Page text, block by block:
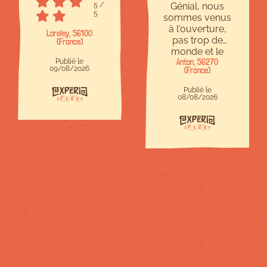
5 /
5
Loreley, 56100
(France)
Publié le
09/08/2026
Génial, nous
sommes venus
à l'ouverture,
pas trop de
monde et le
personnel était
sympa. Les
modules
amovibles
étaient
intéressants
exemple). Le
défi "ninja" était
Anton, 56270
(France)
Publié le
08/08/2026